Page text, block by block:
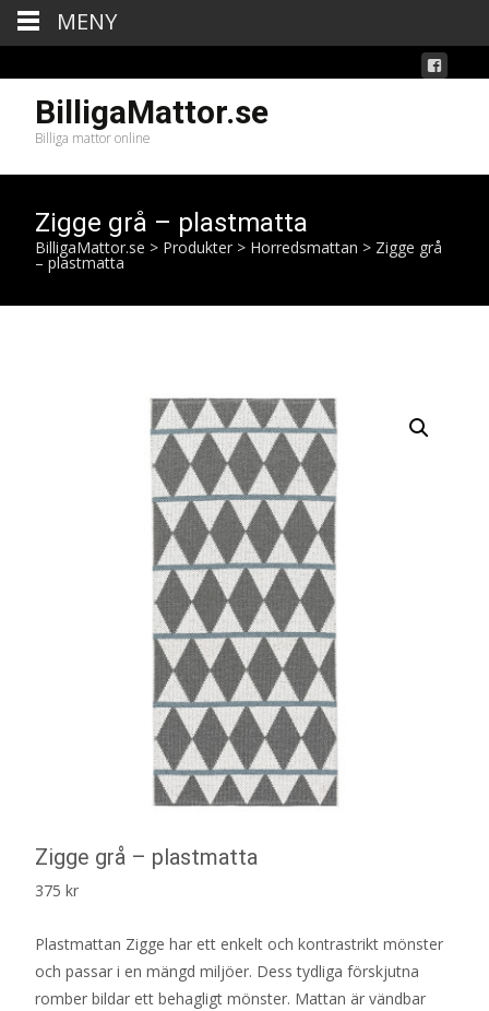
BilligaMattor.se
Billiga mattor online
Zigge grå – plastmatta
BilligaMattor.se > Produkter > Horredsmattan > Zigge grå
– plastmatta
Zigge grå – plastmatta
375 kr
Plastmattan Zigge har ett enkelt och kontrastrikt mönster
och passar i en mängd miljöer. Dess tydliga förskjutna
romber bildar ett behagligt mönster. Mattan är vändbar
MENY